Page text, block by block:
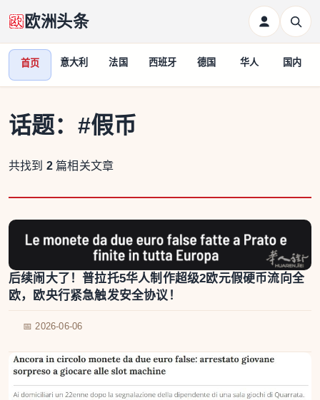
欧洲头条
首页 意大利 法国 西班牙 德国 华人 国内
话题： #假币
共找到 2 篇相关文章
后续闹大了！普拉托5华人制作超级2欧元假硬币流向全
欧，欧央行紧急触发安全协议！
📅 2026-06-06